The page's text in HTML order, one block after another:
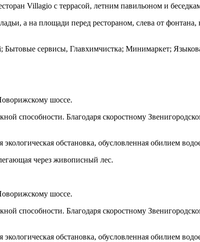
Villagio c террасой, летним павильоном и
а на площади перед рестораном, слева от
сервисы, Главхимчистка; Минимаркет;
шоссе.
способности. Благодаря скоростному
обстановка, обусловленная обилием
через живописный лес.
шоссе.
способности. Благодаря скоростному
обстановка, обусловленная обилием